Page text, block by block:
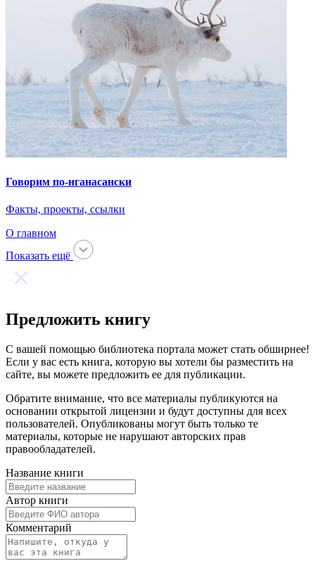
Говорим по-нганасански
Факты, проекты, ссылки
О главном
Показать ещё
Предложить книгу
С вашей помощью библиотека портала может стать обширнее!
Если у вас есть книга, которую вы хотели бы разместить на
сайте, вы можете предложить ее для публикации.
Обратите внимание, что все материалы публикуются на
основании открытой лицензии и будут доступны для всех
пользователей. Опубликованы могут быть только те
материалы, которые не нарушают авторских прав
правообладателей.
Название книги
Автор книги
Комментарий